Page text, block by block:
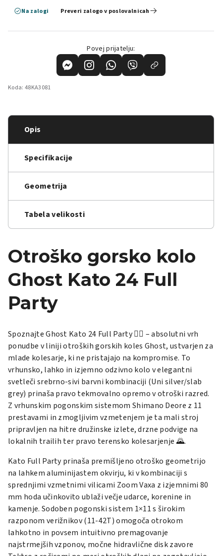
Na zalogi
Preveri zalogo v poslovalnicah
Povej prijatelju:
Koda: 48KA3081
Opis
Specifikacije
Geometrija
Tabela velikosti
Otroško gorsko kolo
Ghost Kato 24 Full
Party
Spoznajte Ghost Kato 24 Full Party 🚴‍♂️ – absolutni vrh
ponudbe v liniji otroških gorskih koles Ghost, ustvarjen za
mlade kolesarje, ki ne pristajajo na kompromise. To
vrhunsko, lahko in izjemno odzivno kolo v elegantni
svetleči srebrno-sivi barvni kombinaciji (Uni silver/slab
grey) prinaša pravo tekmovalno opremo v otroški razred.
Z vrhunskim pogonskim sistemom Shimano Deore z 11
prestavami in zmogljivim vzmetenjem je ta mali stroj
pripravljen na hitre družinske izlete, drzne podvige na
lokalnih trailih ter pravo terensko kolesarjenje 🌄.
Kato Full Party prinaša premišljeno otroško geometrijo
na lahkem aluminijastem okvirju, ki v kombinaciji s
sprednjimi vzmetnimi vilicami Zoom Vaxa z izjemnimi 80
mm hoda učinkovito ublaži večje udarce, korenine in
kamenje. Sodoben pogonski sistem 1×11 s širokim
razponom verižnikov (11-42T) omogoča otrokom
lahkotno in povsem intuitivno premagovanje
najstrmejših vzponov, močne hidravlične disk zavore